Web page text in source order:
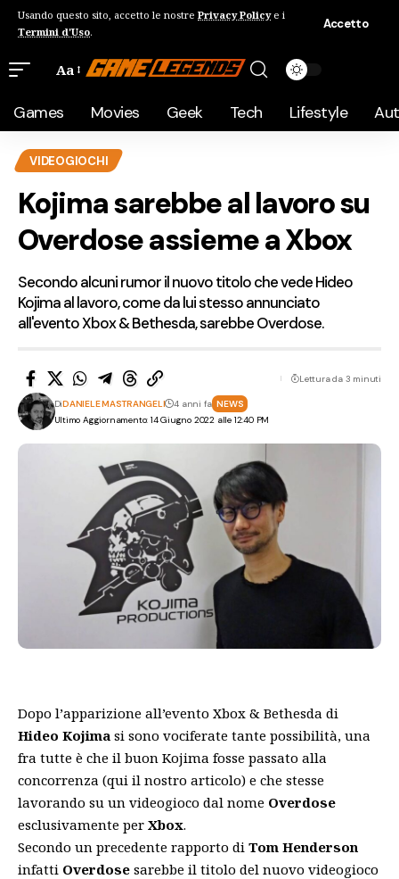
Usando questo sito, accetto le nostre Privacy Policye i
Termini d'Uso.
Accetto
Aa
Games Movies Geek Tech Lifestyle
VIDEOGIOCHI
Kojima sarebbe al lavoro su
Overdose assieme a Xbox
Secondo alcuni rumor il nuovo titolo che vede Hideo
Kojima al lavoro, come da lui stesso annunciato
all'evento Xbox & Bethesda, sarebbe Overdose.
Ultimo Aggiornamento: 14 Giugno 2022 alle 12:40 PM
DiDANIELE MASTRANGELI 4 anni fa NEWS
Lettura da 3 minuti
Dopo l’apparizione all’evento Xbox & Bethesda di
Hideo Kojima si sono vociferate tante possibilità, una
fra tutte è che il buon Kojima fosse passato alla
concorrenza (qui il nostro articolo) e che stesse
lavorando su un videogioco dal nome Overdose
esclusivamente per Xbox.
Secondo un precedente rapporto di Tom Henderson
infatti Overdose sarebbe il titolo del nuovo videogioco